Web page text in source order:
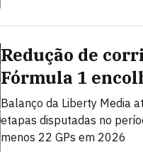
Redução de
Fórmula 1
Balanço da Liberty Media
etapas disputadas no
menos 22 GPs em 2026